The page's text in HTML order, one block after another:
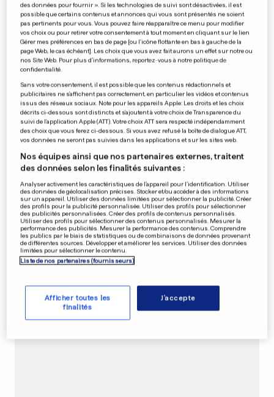
ÉTATS-UNIS
Ils achètent des déchets
récoltés près du mariage de
Taylor Swift
5 20 0
LUXEMBOURG
Plusieurs autoroutes
fermées ce week-end
4 23 36
PARIS
Il aurait découpé sa femme
et déposé le corps dans un
des données pour fournir ». Si les technologies de suivi sont désactivées, il est
possible que certains contenus et annonces qui vous sont présentés ne soient
pas pertinents pour vous. Vous pouvez faire réapparaître ce menu pour modifier
vos choix ou pour retirer votre consentement à tout moment en cliquant sur le lien
Gérer mes préférences en bas de page [ou l'icône flottante en bas à gauche de la
page Web, le cas échéant]. Les choix que vous avez fait aurons un effet sur notre ou
nos Site Web. Pour plus d’informations, reportez-vous à notre politique de
confidentialité.
Sans votre consentement, il est possible que les contenus rédactionnels et
publicitaires ne s'affichent pas correctement, en particulier les vidéos et contenus
issus des réseaux sociaux. Note pour les appareils Apple: Les droits et les choix
décrits ci-dessous sont distincts et s'ajoutent à votre choix de Transparence du
suivi de l'application Apple (ATT). Votre choix ATT sera respecté indépendamment
des choix que vous ferez ci-dessous. Si vous avez refusé la boîte de dialogue ATT,
vos données ne seront pas suivies dans les applications et sur les sites web.
Nos équipes ainsi que nos partenaires externes, traitent
des données selon les finalités suivantes :
Analyser activement les caractéristiques de l’appareil pour l’identification. Utiliser
des données de géolocalisation précises. Stocker et/ou accéder à des informations
sur un appareil. Utiliser des données limitées pour sélectionner la publicité. Créer
des profils pour la publicité personnalisée. Utiliser des profils pour sélectionner
des publicités personnalisées. Créer des profils de contenus personnalisés.
Utiliser des profils pour sélectionner des contenus personnalisés. Mesurer la
performance des publicités. Mesurer la performance des contenus. Comprendre
les publics par le biais de statistiques ou de combinaisons de données provenant
de différentes sources. Développer et améliorer les services. Utiliser des données
limitées pour sélectionner le contenu.
Liste de nos partenaires (fournisseurs)
Afficher toutes les
finalités
J'accepte